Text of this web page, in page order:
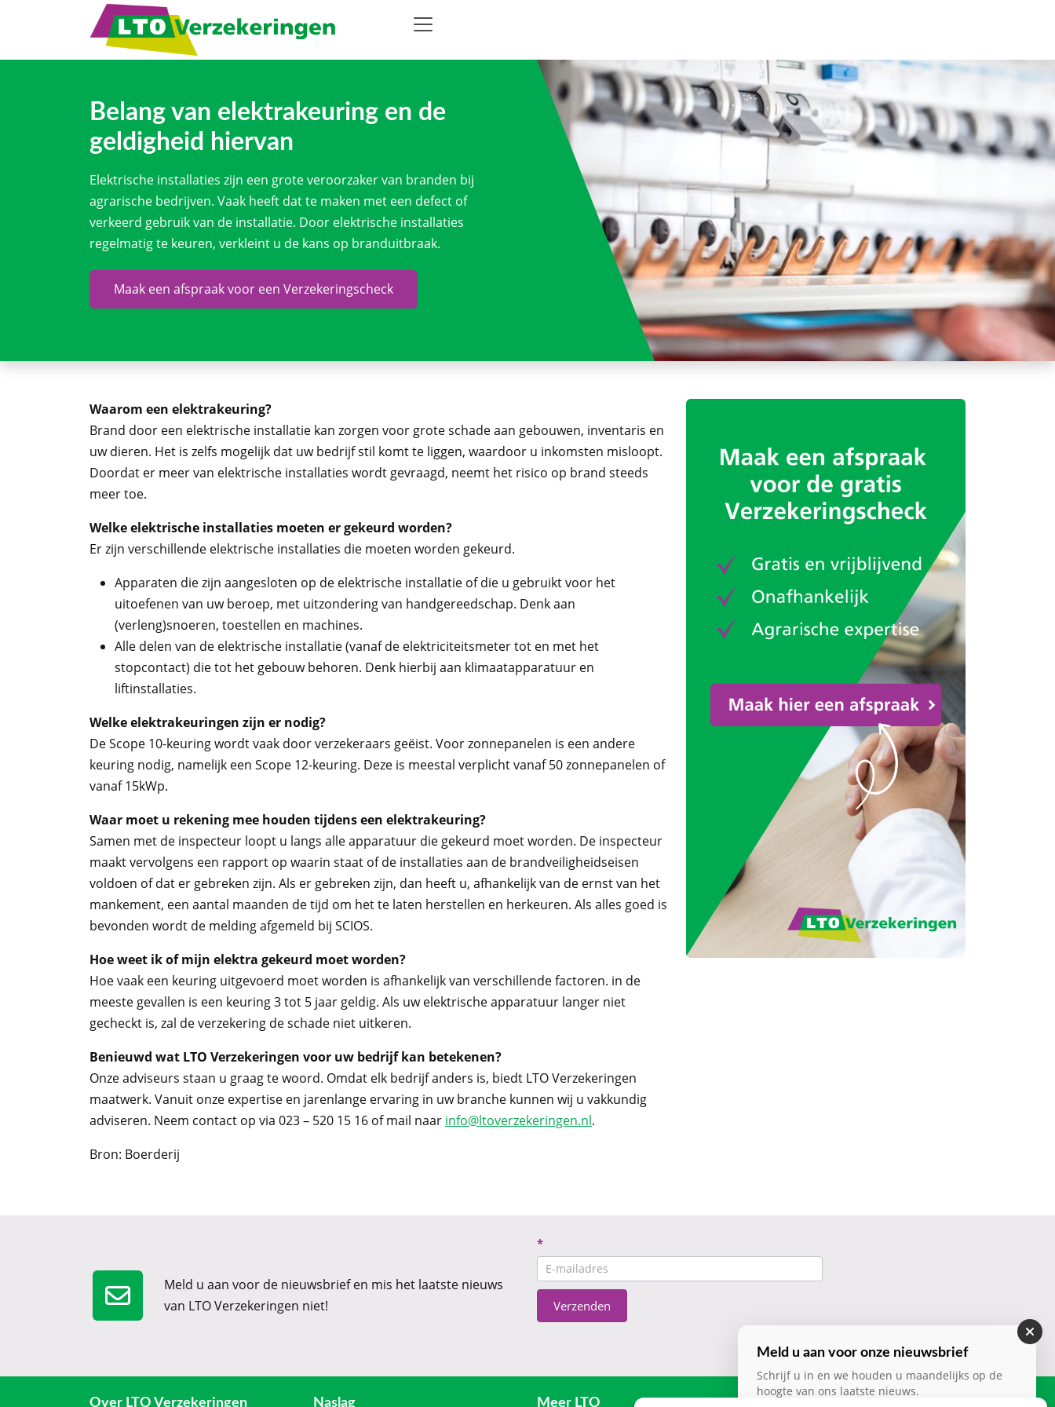
Belang van elektrakeuring en de
geldigheid hiervan
Elektrische installaties zijn een grote veroorzaker van branden bij
agrarische bedrijven. Vaak heeft dat te maken met een defect of
verkeerd gebruik van de installatie. Door elektrische installaties
regelmatig te keuren, verkleint u de kans op branduitbraak.
Maak een afspraak voor een Verzekeringscheck
Waarom een elektrakeuring?
Brand door een elektrische installatie kan zorgen voor grote schade aan gebouwen, inventaris en
uw dieren. Het is zelfs mogelijk dat uw bedrijf stil komt te liggen, waardoor u inkomsten misloopt.
Doordat er meer van elektrische installaties wordt gevraagd, neemt het risico op brand steeds
meer toe.
Welke elektrische installaties moeten er gekeurd worden?
Er zijn verschillende elektrische installaties die moeten worden gekeurd.
Apparaten die zijn aangesloten op de elektrische installatie of die u gebruikt voor het
uitoefenen van uw beroep, met uitzondering van handgereedschap. Denk aan
(verleng)snoeren, toestellen en machines.
Alle delen van de elektrische installatie (vanaf de elektriciteitsmeter tot en met het
stopcontact) die tot het gebouw behoren. Denk hierbij aan klimaatapparatuur en
liftinstallaties.
Welke elektrakeuringen zijn er nodig?
De Scope 10-keuring wordt vaak door verzekeraars geëist. Voor zonnepanelen is een andere
keuring nodig, namelijk een Scope 12-keuring. Deze is meestal verplicht vanaf 50 zonnepanelen of
vanaf 15kWp.
Waar moet u rekening mee houden tijdens een elektrakeuring?
Samen met de inspecteur loopt u langs alle apparatuur die gekeurd moet worden. De inspecteur
maakt vervolgens een rapport op waarin staat of de installaties aan de brandveiligheidseisen
voldoen of dat er gebreken zijn. Als er gebreken zijn, dan heeft u, afhankelijk van de ernst van het
mankement, een aantal maanden de tijd om het te laten herstellen en herkeuren. Als alles goed is
bevonden wordt de melding afgemeld bij SCIOS.
Hoe weet ik of mijn elektra gekeurd moet worden?
Hoe vaak een keuring uitgevoerd moet worden is afhankelijk van verschillende factoren. in de
meeste gevallen is een keuring 3 tot 5 jaar geldig. Als uw elektrische apparatuur langer niet
gecheckt is, zal de verzekering de schade niet uitkeren.
Benieuwd wat LTO Verzekeringen voor uw bedrijf kan betekenen?
Onze adviseurs staan u graag te woord. Omdat elk bedrijf anders is, biedt LTO Verzekeringen
maatwerk. Vanuit onze expertise en jarenlange ervaring in uw branche kunnen wij u vakkundig
adviseren. Neem contact op via 023 – 520 15 16 of mail naar info@ltoverzekeringen.nl.
Bron: Boerderij
Meld u aan voor de nieuwsbrief en mis het laatste nieuws
van LTO Verzekeringen niet!
Nieuwsbrief
CTA
*
Verzenden
Over LTO Verzekeringen Naslag Meer LTO
Meld u aan voor onze nieuwsbrief
Schrijf u in en we houden u maandelijks op de
hoogte van ons laatste nieuws.